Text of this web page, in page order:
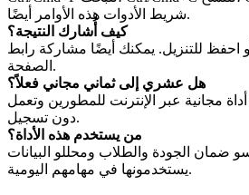
شريط الأدوات هذه الأوامر أيضًا.
كيف أُشارك النتيجة؟
احفظ للتنزيل. يمكنك أيضًا مشاركة رابط
الصفحة.
هل عشري إلى ثماني مجاني فعلاً؟
مجانية عبر الإنترنت للمطورين وتعمل
دون تسجيل.
من يستخدم هذه الأداة؟
ضمان الجودة والطلاب ومحللو البيانات
يستخدمونها في مهامهم اليومية.